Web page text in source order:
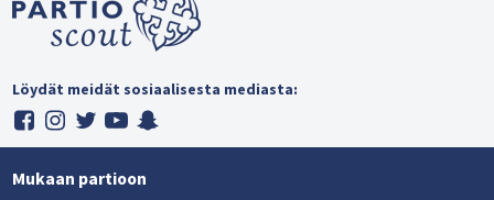
Löydät meidät sosiaalisesta mediasta:
Mukaan partioon